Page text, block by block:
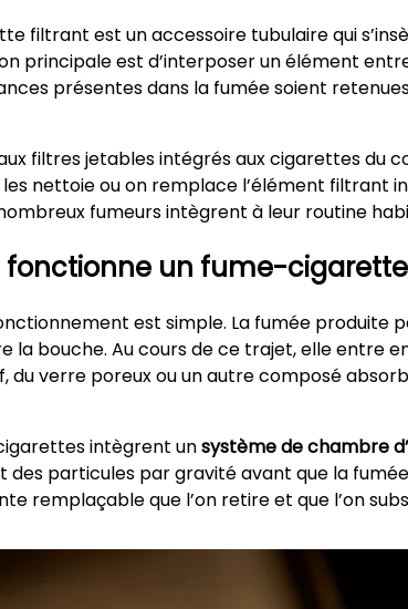
filtrant est un accessoire tubulaire qui
principale est d’interposer un élément
présentes dans la fumée soient
filtres jetables intégrés aux cigarettes
les nettoie ou on remplace l’élément filtrant
fumeurs intègrent à leur routine
un fume-
est simple. La fumée
la bouche. Au cours de ce trajet, elle
du verre poreux ou un autre composé
intègrent unsystème de chambre
des particules par gravité avant que la
remplaçable que l’on retire et que l’on